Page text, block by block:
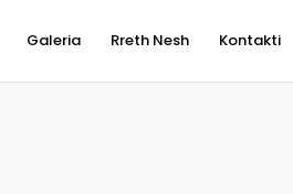
Galeria Rreth Nesh Kontakti